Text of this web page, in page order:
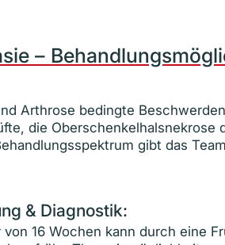
–
Arthrose bedingte
die
gibt das
& Diagnostik:
16 Wochen kann durch eine